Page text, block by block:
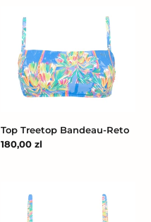
Treetop
Bandeau-
Reto
Top Treetop Bandeau-Reto
Cena
180,00 zl
Treetop